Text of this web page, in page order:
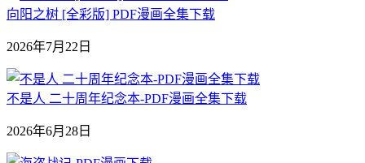
向阳之树 [全彩版] PDF漫画全集下载
2026年7月22日
不是人 二十周年纪念本-PDF漫画全集下载
2026年6月28日